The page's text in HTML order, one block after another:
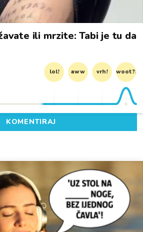
ili mrzite: Tabi je tu da
lol! aww vrh! woot?!
KOMENTIRAJ